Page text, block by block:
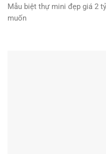
Mẫu biệt thự mini đẹp giá 2
muốn